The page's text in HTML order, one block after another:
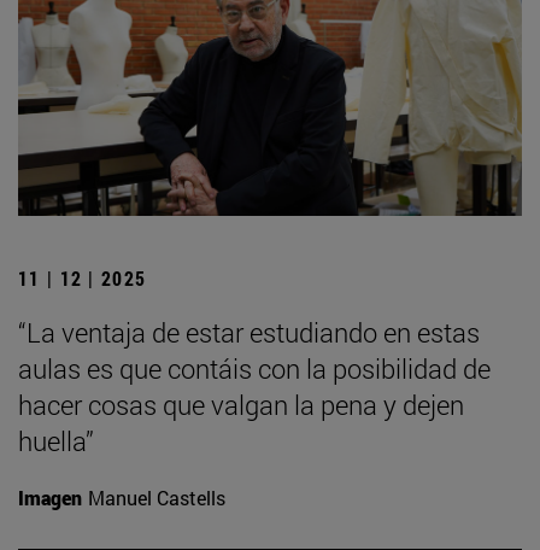
11 | 12 | 2025
“La ventaja de estar estudiando en estas
aulas es que contáis con la posibilidad de
hacer cosas que valgan la pena y dejen
huella”
Imagen Manuel Castells